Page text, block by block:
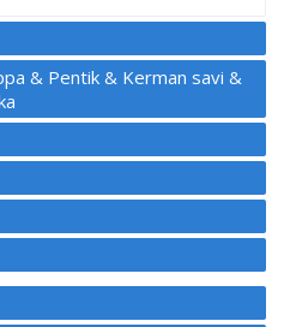
& Pentik & Kerman savi &